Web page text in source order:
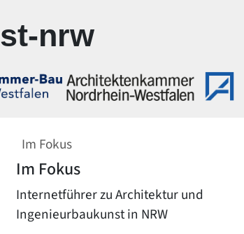
nrw
Im Fokus
Im Fokus
Internetführer zu Architektur und
Ingenieurbaukunst in NRW